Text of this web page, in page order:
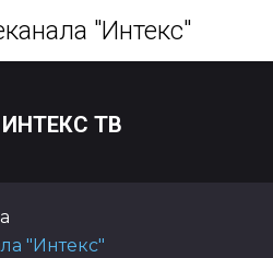
ИНТЕКС ТВ
"Интекс"
"Интекс"